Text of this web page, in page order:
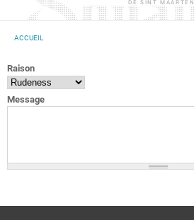
DE SINT MAARTEN
ACCUEIL
Raison
Message